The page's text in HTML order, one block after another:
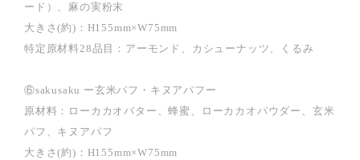
ード）、麻の実粉末
大きさ(約)：H155mm×W75mm
特定原材料28品目：アーモンド、カシューナッツ、くるみ
⑥sakusaku ー玄米パフ・キヌアパフー
原材料：ローカカオバター、蜂蜜、ローカカオパウダー、玄米
パフ、キヌアパフ
大きさ(約)：H155mm×W75mm